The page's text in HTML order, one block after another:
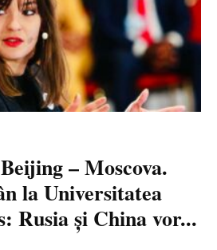
– Moscova.
la Universitatea
Rusia și China vor...